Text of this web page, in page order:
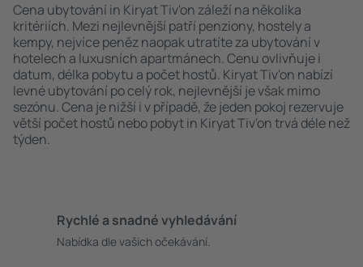
Cena ubytování in Kiryat Tiv'on záleží na několika
kritériích. Mezi nejlevnější patří penziony, hostely a
kempy, nejvíce peněz naopak utratíte za ubytování v
hotelech a luxusních apartmánech. Cenu ovlivňuje i
datum, délka pobytu a počet hostů. Kiryat Tiv'on nabízí
levné ubytování po celý rok, nejlevnější je však mimo
sezónu. Cena je nižší i v případě, že jeden pokoj rezervuje
větší počet hostů nebo pobyt in Kiryat Tiv'on trvá déle než
týden.
Rychlé a snadné vyhledávání
Nabídka dle vašich očekávání.